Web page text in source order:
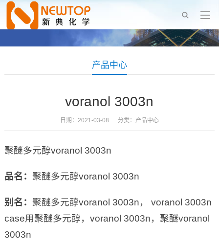
产品中心
voranol 3003n
日期：2021-03-08 分类： 产品中心
聚醚多元醇voranol 3003n
品名： 聚醚多元醇voranol 3003n
别名： 聚醚多元醇voranol 3003n， voranol 3003n
case用聚醚多元醇，voranol 3003n，聚醚voranol
3003n